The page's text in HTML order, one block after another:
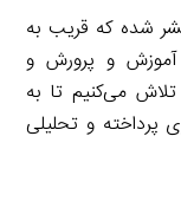
منتشر شده که قریب به
آموزش و پرورش و
می‌کنیم تا به
پرداخته و تحلیلی